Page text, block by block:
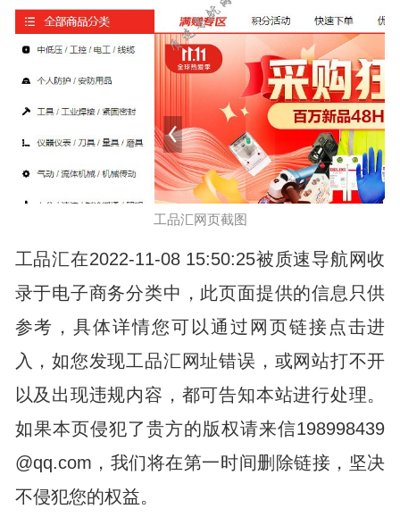
工品汇网页截图
工品汇在2022-11-08 15:50:25被质速导航网收
录于电子商务分类中，此页面提供的信息只供
参考，具体详情您可以通过网页链接点击进
入，如您发现工品汇网址错误，或网站打不开
以及出现违规内容，都可告知本站进行处理。
如果本页侵犯了贵方的版权请来信198998439
@qq.com，我们将在第一时间删除链接，坚决
不侵犯您的权益。